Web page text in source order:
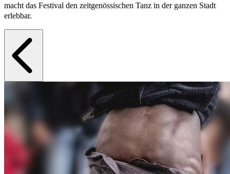
macht das Festival den zeitgenössischen Tanz in der ganzen Stadt
erlebbar.